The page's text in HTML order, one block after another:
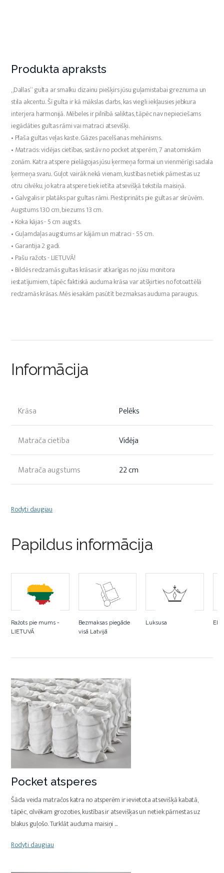
Produkta apraksts
„Dallas“ gulta ar smalku dizainu piešķirs jūsu guļamistabai greznuma un
stila akcentu. Šī gulta ir kā mākslas darbs, kas viegli iekļausies jebkura
interjera harmonijā. Mēbeles ir pilnībā saliktas, tāpēc nav nepieciešams
iegādāties gultas rāmi vai matraci atsevišķi.
• Plaša gultas veļas kaste. Gāzes pacelšanas mehānisms.
• Matracis: vidējas cietības, sastāv no pocket atsperēm, 7 anatomiskām
zonām. Katra atspere pielāgojas jūsu ķermeņa formai un vienmērīgi sadala
ķermeņa svaru. Guļot vairāk nekā vienam, kustības netiek pārnestas uz
otru cilvēku, jo katra atspere tiek ietīta atsevišķā tekstila maisiņā.
• Galvgalis ir platāks par gultas rāmi. Piestiprināts pie gultas ar skrūvēm.
Augstums 130 cm, biezums 13 cm.
• Koka kājas - 5 cm augsts.
• Guļamdaļas augstums ar kājām un matraci - 55 cm.
• Garantija 2 gadi.
• Pašu ražots - LIETUVĀ!
• Bildēs redzamās gultas krāsas ir atkarīgas no jūsu monitora
iestatījumiem, tāpēc faktiskā auduma krāsa var atšķirties no fotoattēlā
redzamās krāsas. Mēs iesakām pasūtīt bezmaksas auduma paraugus.
Informācija
Krāsa Pelēks
Matrača cietība Vidēja
Matrača augstums 22 cm
Rodyti daugiau
Papildus informācija
Ražots pie mums -
LIETUVĀ
Bezmaksas piegāde
visā Latvijā
Luksusa
Pocket atsperes
Šāda veida matračos katra no atsperēm ir ievietota atsevišķā kabatā,
tāpēc, cilvēkam grozoties, kustības ir atsevišķas un netiek pārnestas uz
blakus guļošo. Turklāt auduma maisiņi ...
Rodyti daugiau